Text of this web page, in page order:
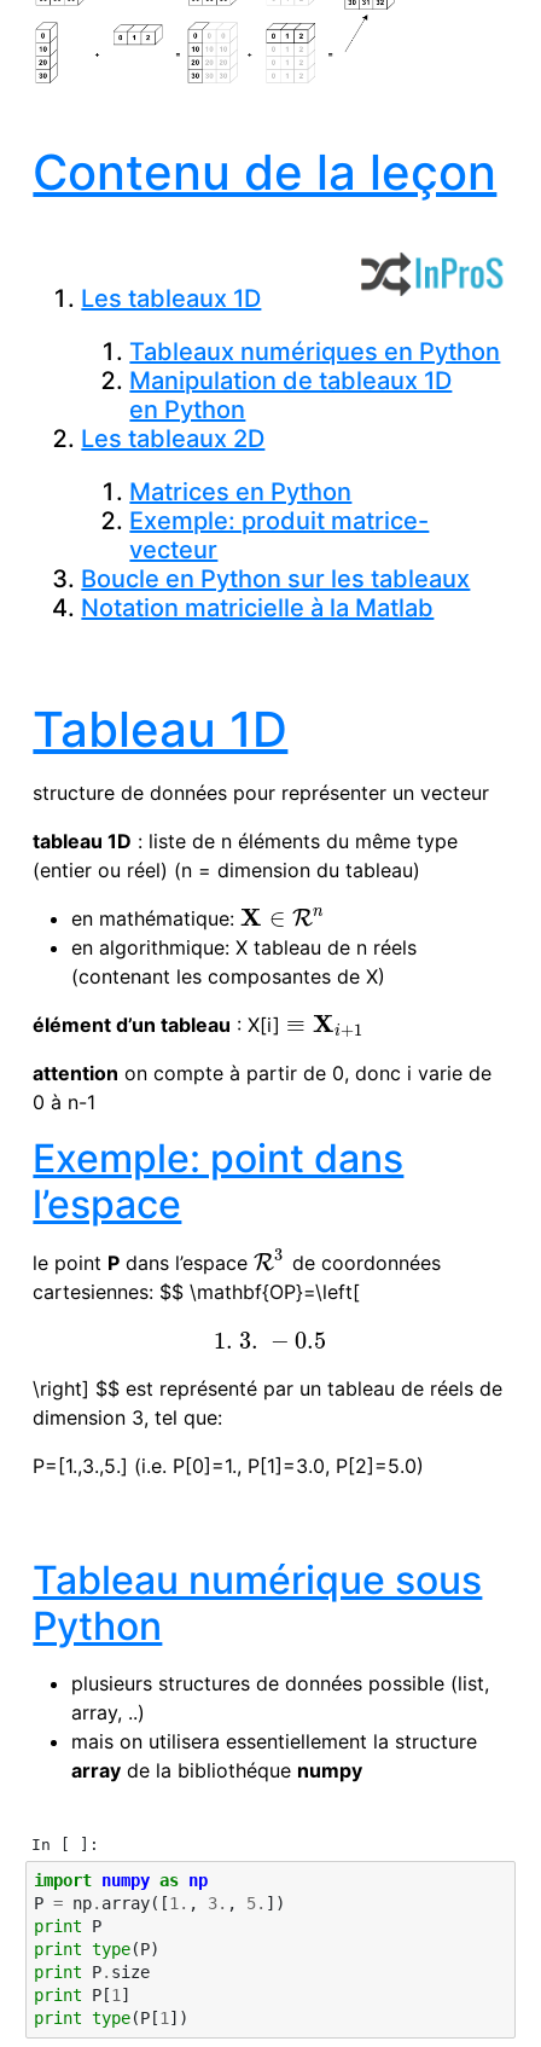
Contenu de la leçon
Les tableaux 1D
Tableaux numériques en Python
Manipulation de tableaux 1D
en Python
Les tableaux 2D
Matrices en Python
Exemple: produit matrice-
vecteur
Boucle en Python sur les tableaux
Notation matricielle à la Matlab
Tableau 1D
structure de données pour représenter un vecteur
tableau 1D : liste de n éléments du même type
(entier ou réel) (n = dimension du tableau)
en mathématique:X ∈ Rn
X∈ Rn
en algorithmique: X tableau de n réels
(contenant les composantes de X)
élément d’un tableau : X[i] ≡ Xi+1
≡X i+1
attention on compte à partir de 0, donc i varie de
0 à n-1
Exemple: point dans
l’espace
le point P dans l’espaceR3
R3 de coordonnées
cartesiennes: $$ \mathbf{OP}=\left[
1. 3. − 0.5
1. 3. −0.5
\right] $$ est représenté par un tableau de réels de
dimension 3, tel que:
P=[1.,3.,5.] (i.e. P[0]=1., P[1]=3.0, P[2]=5.0)
Tableau numérique sous
Python
plusieurs structures de données possible (list,
array, ..)
mais on utilisera essentiellement la structure
array de la bibliothéque numpy
In [ ]:
import numpy as np
P = np. array([1. , 3. , 5. ])
print
P
print type(P)
print
P. size
print
P [1 ]
print type(P [1 ])